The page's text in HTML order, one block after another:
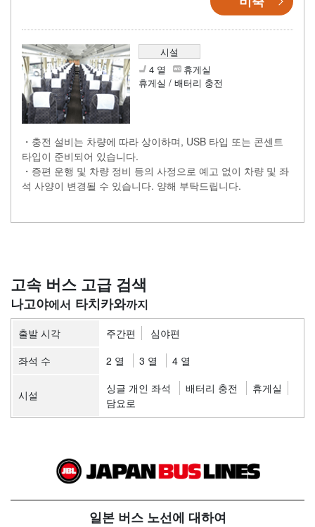
시설
4 열
휴게실
휴게실 / 배터리 충전
・충전 설비는 차량에 따라 상이하며, USB 타입 또는 콘센트
타입이 준비되어 있습니다.
・증편 운행 및 차량 정비 등의 사정으로 예고 없이 차량 및 좌
석 사양이 변경될 수 있습니다. 양해 부탁드립니다.
고속 버스 고급 검색
나고야 타치카와
출발 시각 주간편
심야편
좌석 수
2 열 3 열 4 열
시설 싱글 개인 좌석 배터리 충전
휴게실
담요로
일본 버스 노선에 대하여